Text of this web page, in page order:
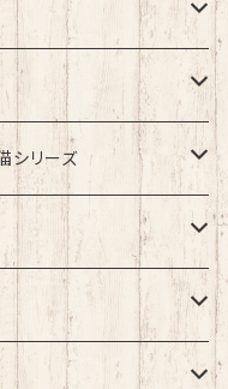
シリーズ